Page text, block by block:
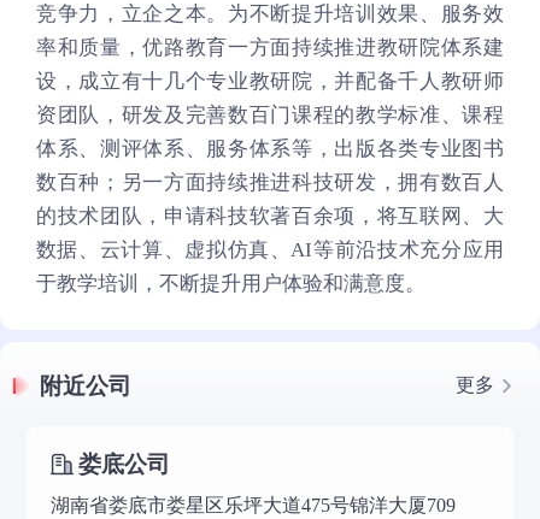
竞争力，立企之本。为不断提升培训效果、服务效
率和质量，优路教育一方面持续推进教研院体系建
设，成立有十几个专业教研院，并配备千人教研师
资团队，研发及完善数百门课程的教学标准、课程
体系、测评体系、服务体系等，出版各类专业图书
数百种；另一方面持续推进科技研发，拥有数百人
的技术团队，申请科技软著百余项，将互联网、大
数据、云计算、虚拟仿真、AI等前沿技术充分应用
于教学培训，不断提升用户体验和满意度。
附近公司 更多
娄底公司
湖南省娄底市娄星区乐坪大道475号锦洋大厦709